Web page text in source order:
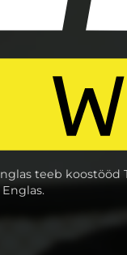
teeb koostööd
Instagram
on YouTube